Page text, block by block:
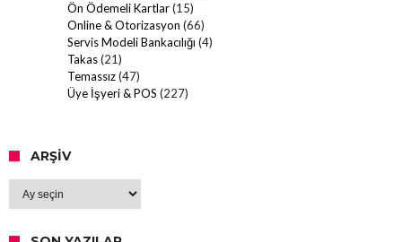
Ön Ödemeli Kartlar(15)
Online & Otorizasyon (66)
Servis Modeli Bankacılığı (4)
Takas(21)
Temassız(47)
Üye İşyeri & POS (227)
ARŞIV